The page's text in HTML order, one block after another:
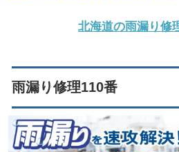
北海道の雨漏り修
雨漏り修理110番